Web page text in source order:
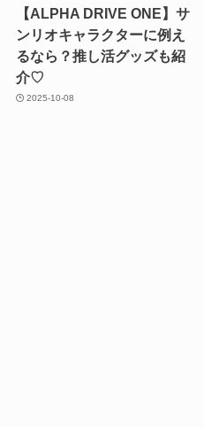
【ALPHA DRIVE ONE】サ
ンリオキャラクターに例え
るなら？推し活グッズも紹
介♡
2025-10-08